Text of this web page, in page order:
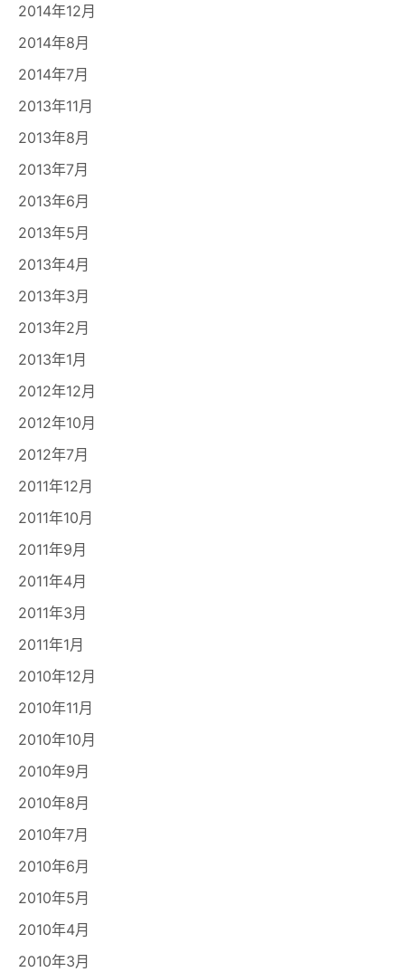
2014年12月
2014年8月
2014年7月
2013年11月
2013年8月
2013年7月
2013年6月
2013年5月
2013年4月
2013年3月
2013年2月
2013年1月
2012年12月
2012年10月
2012年7月
2011年12月
2011年10月
2011年9月
2011年4月
2011年3月
2011年1月
2010年12月
2010年11月
2010年10月
2010年9月
2010年8月
2010年7月
2010年6月
2010年5月
2010年4月
2010年3月